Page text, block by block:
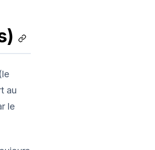
au
le